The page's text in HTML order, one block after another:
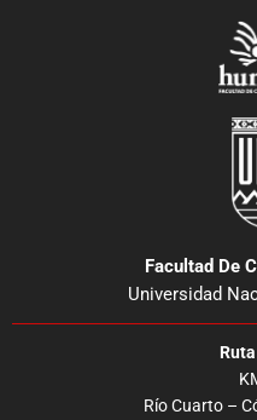
Facultad De
Universidad
Río Cuarto –